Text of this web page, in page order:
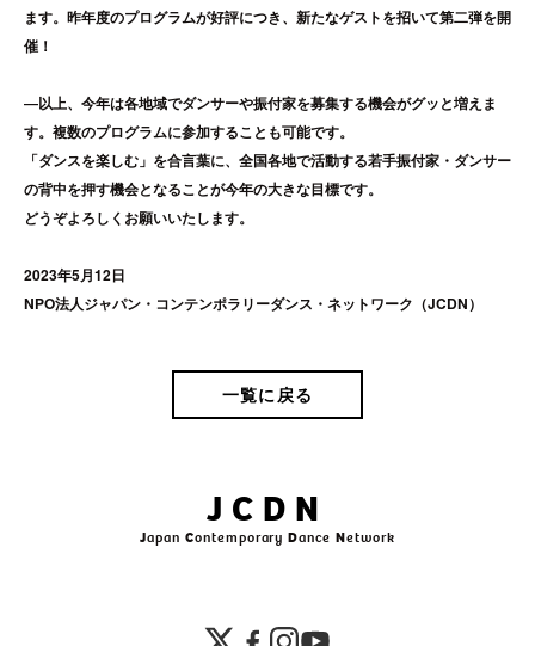
ます。昨年度のプログラムが好評につき、新たなゲストを招いて第二弾を開
催！
―以上、今年は各地域でダンサーや振付家を募集する機会がグッと増えま
す。複数のプログラムに参加することも可能です。
「ダンスを楽しむ」を合言葉に、全国各地で活動する若手振付家・ダンサー
の背中を押す機会となることが今年の大きな目標です。
どうぞよろしくお願いいたします。
2023年5月12日
NPO法人ジャパン・コンテンポラリーダンス・ネットワーク（JCDN）
一覧に戻る
JCDN
Japan ContemporaryDanceNetwork